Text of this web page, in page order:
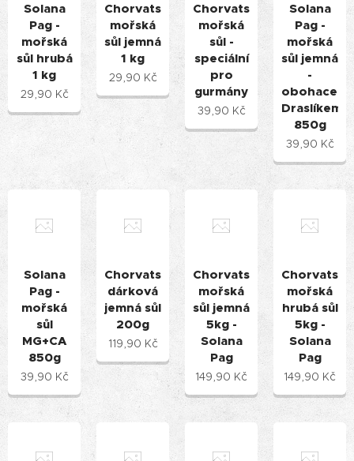
Solana
Pag -
mořská
sůl hrubá
1 kg
29,90 Kč
Chorvatská
mořská
sůl jemná
1 kg
29,90 Kč
Chorvatská
mořská
sůl -
speciální
pro
gurmány
39,90 Kč
Solana
Pag -
mořská
sůl jemná
-
obohacená
Draslíkem
850g
39,90 Kč
Solana
Pag -
mořská
sůl
MG+CA
850g
39,90 Kč
Chorvatská
dárková
jemná sůl
200g
119,90 Kč
Chorvatská
mořská
sůl jemná
5kg -
Solana
Pag
149,90 Kč
Chorvatská
mořská
hrubá sůl
5kg -
Solana
Pag
149,90 Kč